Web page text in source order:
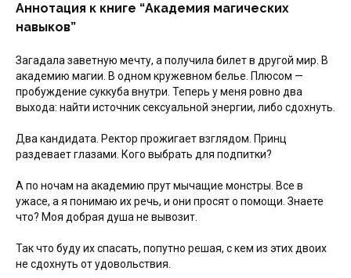
Аннотация к книге “Академия магических
навыков”
Загадала заветную мечту, а получила билет в другой мир. В
академию магии. В одном кружевном белье. Плюсом —
пробуждение суккуба внутри. Теперь у меня ровно два
выхода: найти источник сексуальной энергии, либо сдохнуть.
Два кандидата. Ректор прожигает взглядом. Принц
раздевает глазами. Кого выбрать для подпитки?
А по ночам на академию прут мычащие монстры. Все в
ужасе, а я понимаю их речь, и они просят о помощи. Знаете
что? Моя добрая душа не вывозит.
Так что буду их спасать, попутно решая, с кем из этих двоих
не сдохнуть от удовольствия.